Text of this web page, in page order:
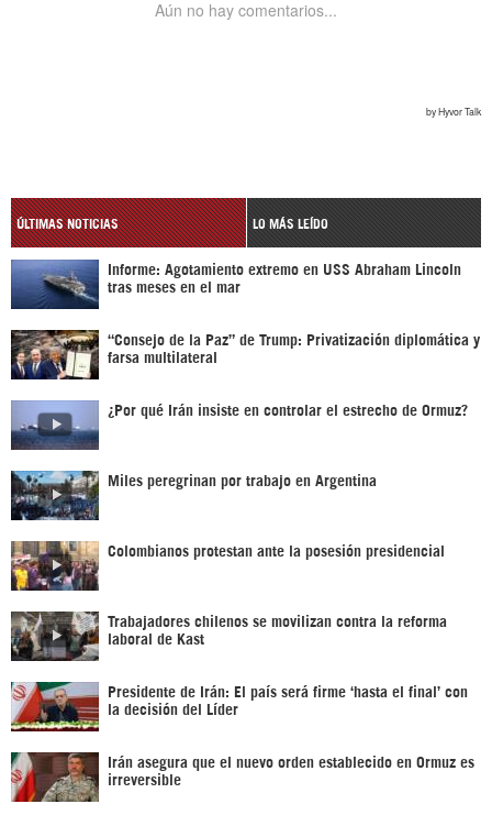
ÚLTIMAS NOTICIAS LO MÁS LEÍDO
Informe: Agotamiento extremo en USS Abraham Lincoln
tras meses en el mar
“Consejo de la Paz” de Trump: Privatización diplomática y
farsa multilateral
¿Por qué Irán insiste en controlar el estrecho de Ormuz?
Miles peregrinan por trabajo en Argentina
Colombianos protestan ante la posesión presidencial
Trabajadores chilenos se movilizan contra la reforma
laboral de Kast
Presidente de Irán: El país será firme ‘hasta el final’ con
la decisión del Líder
Irán asegura que el nuevo orden establecido en Ormuz es
irreversible